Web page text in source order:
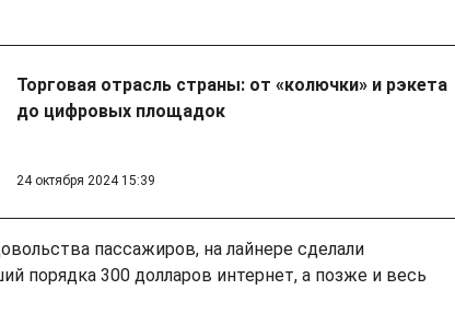
Торговая отрасль страны: от «колючки» и рэкета
до цифровых площадок
24 октября 2024 15:39
пассажиров, на лайнере сделали
порядка 300 долларов интернет, а позже и весь